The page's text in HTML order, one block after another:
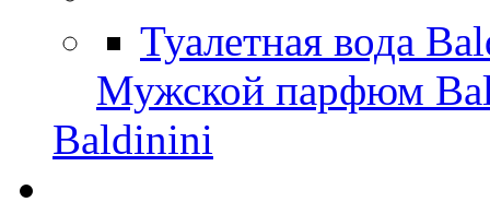
Туалетная вода
Мужской парфюм
Baldinini